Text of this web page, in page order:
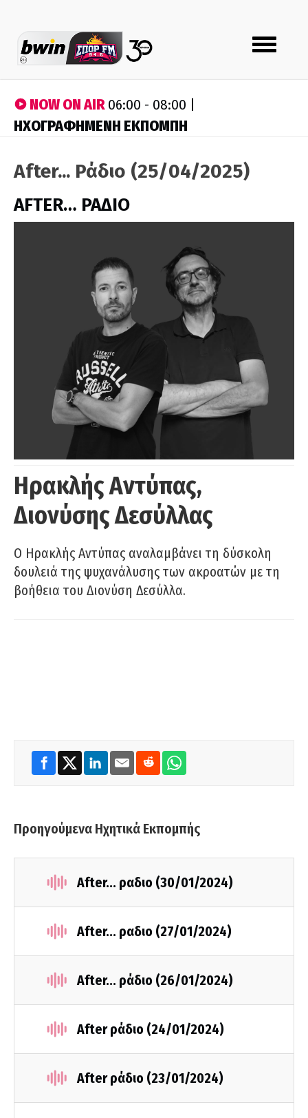
Toggle
navigation
NOW ON AIR06:00 - 08:00 |
ΗΧΟΓΡΑΦΗΜΕΝΗ ΕΚΠΟΜΠΗ
After... Ράδιο (25/04/2025)
AFTER… ΡΑΔΙΟ
Ηρακλής Αντύπας,
Διονύσης Δεσύλλας
Ο Ηρακλής Αντύπας αναλαμβάνει τη δύσκολη
δουλειά της ψυχανάλυσης των ακροατών με τη
βοήθεια του Διονύση Δεσύλλα.
Προηγούμενα Ηχητικά Εκπομπής
After... ραδιο (30/01/2024)
After... ραδιο (27/01/2024)
After... ράδιο (26/01/2024)
After ράδιο (24/01/2024)
After ράδιο (23/01/2024)